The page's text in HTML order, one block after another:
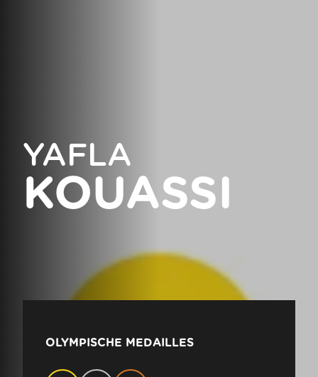
YAFLA
KOUASSI
OLYMPISCHE MEDAILLES